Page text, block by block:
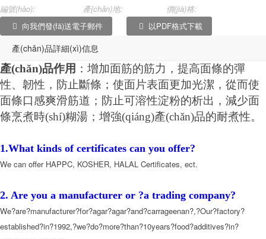
編號(hào):
產(chǎn)地:
價(jià)格:
向我們發(fā)送電子郵件
以PDF格式下載
產(chǎn)品詳細(xì)信息
產(chǎn)品作用 ：增加面筋的筋力，提高面條的彈
性、韌性，防止斷條；使面片表面更加光潔，從而使
面條口感爽滑筋道；防止可溶性淀粉的析出，減少面
條烹煮時(shí)糊湯；增強(qiáng)產(chǎn)品的耐煮性。
1.What kinds of certificates can you offer?
We can offer HAPPC, KOSHER, HALAL Certificates, ect.
2. Are you a manufacturer or ?a trading company?
We?are?manufacturer?for?agar?agar?and?carrageenan?,?Our?factory?
established?in?1992,?we?do?more?than?10years?food?additives?in?